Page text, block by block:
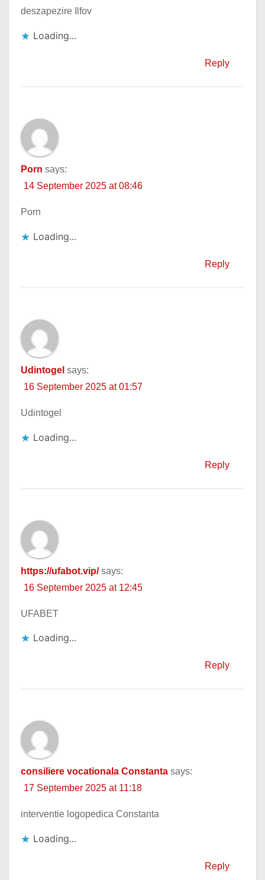
deszapezire Ilfov
Loading...
Reply
Porn says:
14 September 2025 at 08:46
Porn
Loading...
Reply
Udintogel says:
16 September 2025 at 01:57
Udintogel
Loading...
Reply
https://ufabot.vip/ says:
16 September 2025 at 12:45
UFABET
Loading...
Reply
consiliere vocationala Constanta says:
17 September 2025 at 11:18
interventie logopedica Constanta
Loading...
Reply